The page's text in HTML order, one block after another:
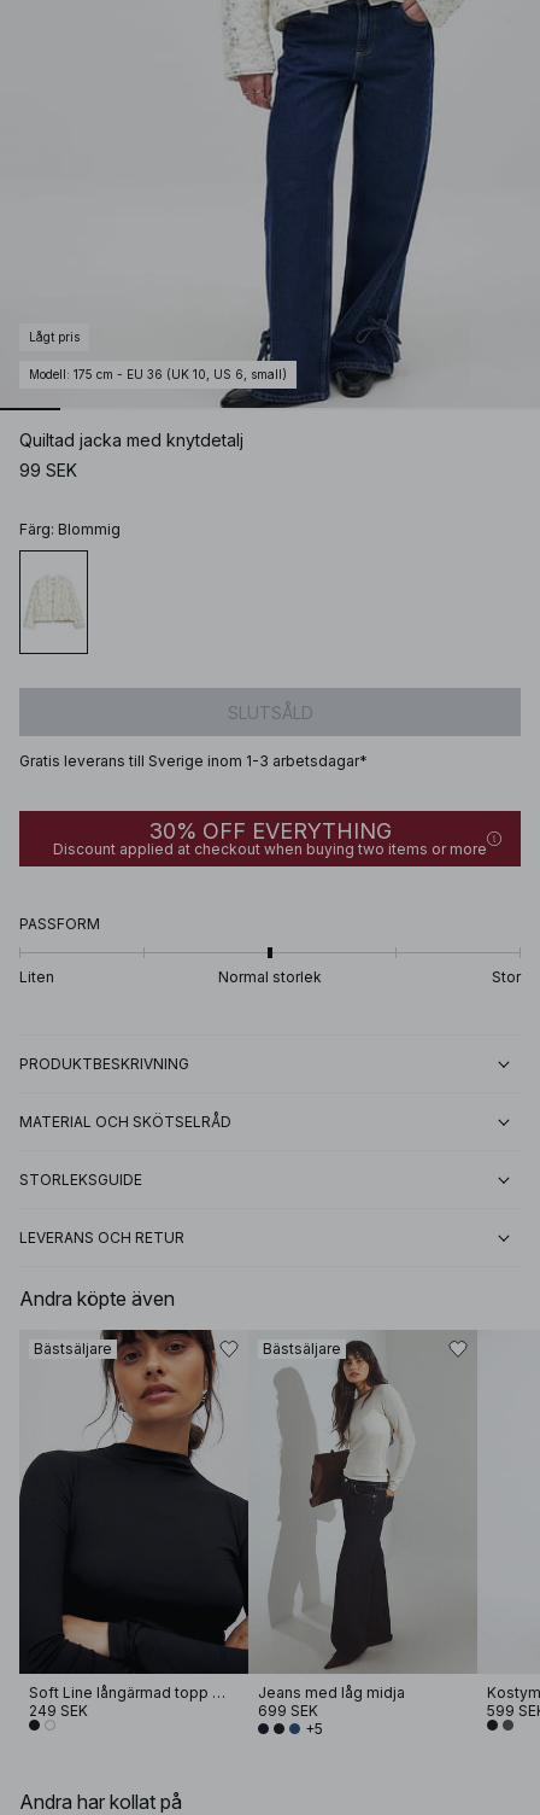
Lågt pris
Modell : 175 cm - EU 36 (UK 10, US 6, small)
Quiltad jacka med knytdetalj
99 SEK
Färg: Blommig
SLUTSÅLD
Gratis leverans till Sverige inom 1-3 arbetsdagar*
30% OFF EVERYTHING
Discount applied at checkout when buying two items or more
PASSFORM
Liten Normal storlek Stor
PRODUKTBESKRIVNING
MATERIAL OCH SKÖTSELRÅD
STORLEKSGUIDE
LEVERANS OCH RETUR
Andra köpte även
Bästsäljare
Soft Line långärmad topp med tratthals
249 SEK
Bästsäljare
Jeans med låg midja
699 SEK
+5
599
Andra har kollat på